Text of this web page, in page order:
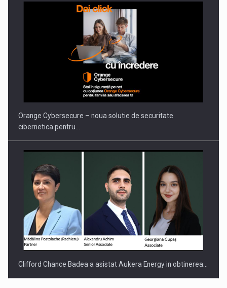
PUTTING ROMANIAN CORPORATE COMPANIES ON THE
INTERNATIONAL BUSINESS SCENE
Orange Cybersecure – noua solutie de securitate
cibernetica pentru…
Clifford Chance Badea a asistat Aukera Energy in obtinerea…